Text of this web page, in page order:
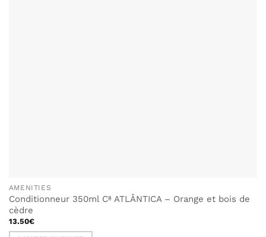
AMENITIES
Conditionneur 350ml Cª ATLÂNTICA – Orange et bois de
cèdre
13.50€